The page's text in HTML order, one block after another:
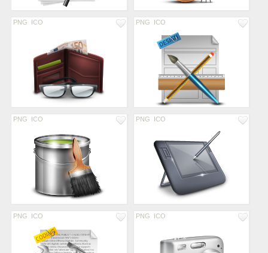
PNG ICO PNG ICO
PNG ICO PNG ICO
PNG ICO PNG ICO